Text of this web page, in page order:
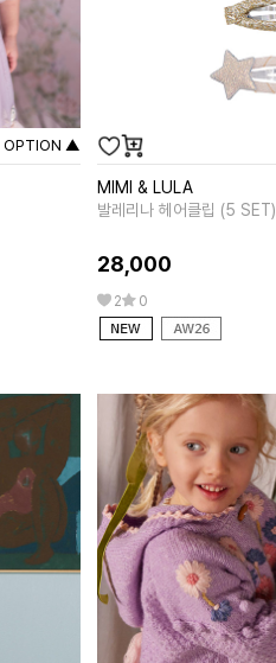
OPTION ▲
MIMI & LULA
발레리나 헤어클립 (5 SET)
28,000
2 0